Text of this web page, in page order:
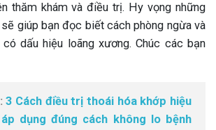
thăm khám và điều trị. Hy vọng những
giúp bạn đọc biết cách phòng ngừa và
dấu hiệu loãng xương. Chúc các bạn
3 Cách điều trị thoái hóa khớp hiệu
dụng đúng cách không lo bệnh